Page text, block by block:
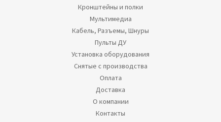
Кронштейны и полки
Мультимедиа
Кабель, Разъемы, Шнуры
Пульты ДУ
Установка оборудования
Снятые с производства
Оплата
Доставка
О компании
Контакты